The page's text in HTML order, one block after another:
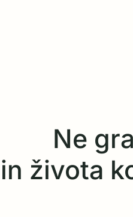
Ne
života